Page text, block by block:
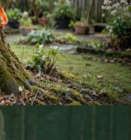
Kontakt